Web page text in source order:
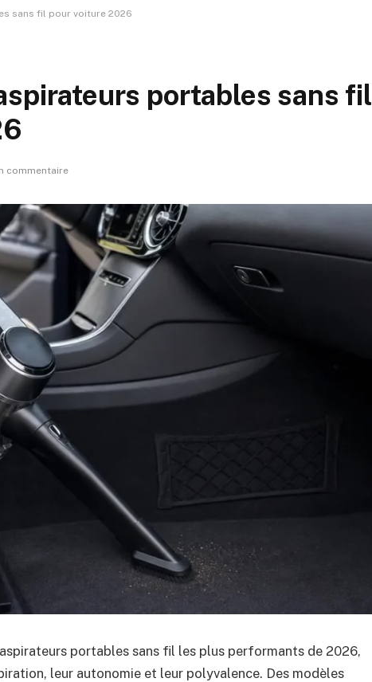
sans fil pour voiture 2026
portables sans fil
commentaire
portables sans fil les plus performants de 2026,
leur autonomie et leur polyvalence. Des modèles